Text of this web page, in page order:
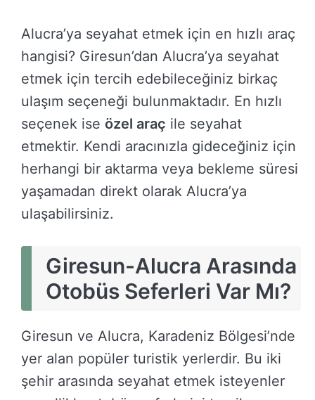
Alucra’ya seyahat etmek için en hızlı araç
hangisi? Giresun’dan Alucra’ya seyahat
etmek için tercih edebileceğiniz birkaç
ulaşım seçeneği bulunmaktadır. En hızlı
seçenek ise özel araç ile seyahat
etmektir. Kendi aracınızla gideceğiniz için
herhangi bir aktarma veya bekleme süresi
yaşamadan direkt olarak Alucra’ya
ulaşabilirsiniz.
Giresun-Alucra Arasında
Otobüs Seferleri Var Mı?
Giresun ve Alucra, Karadeniz Bölgesi’nde
yer alan popüler turistik yerlerdir. Bu iki
şehir arasında seyahat etmek isteyenler